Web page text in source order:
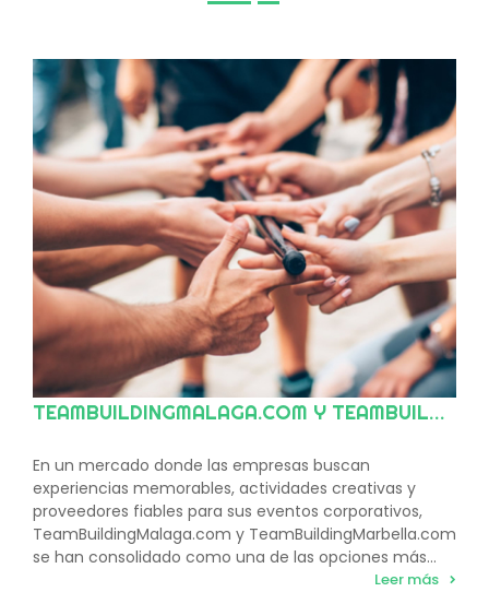
TEAMBUILDINGMALAGA.COM Y TEAMBUILDINGMARBELLA.COM: LA REFERENCIA EN TEAM BUILDING Y EVENTOS CORPORATIVOS EN LA COSTA DEL SOL Y ANDALUCÍA
En un mercado donde las empresas buscan
experiencias memorables, actividades creativas y
proveedores fiables para sus eventos corporativos,
TeamBuildingMalaga.com y TeamBuildingMarbella.com
se han consolidado como una de las opciones más...
Leer más